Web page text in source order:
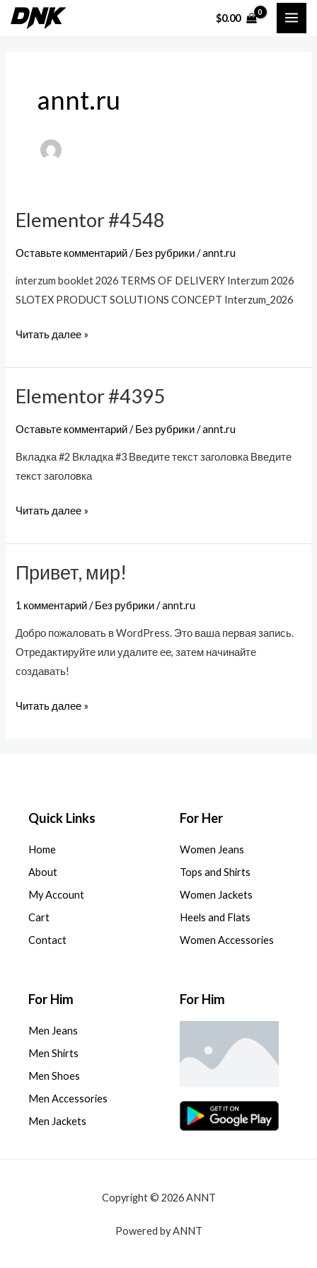
Перейти
$0.00
annt.ru
Elementor #4548
Оставьте комментарий /Без рубрики/annt.ru
interzum booklet 2026 TERMS OF DELIVERY Interzum 2026
SLOTEX PRODUCT SOLUTIONS CONCEPT Interzum_2026
Elementor
Читать далее »
Elementor #4395
Оставьте комментарий /Без рубрики/annt.ru
Вкладка #2 Вкладка #3 Введите текст заголовка Введите
текст заголовка
Elementor
Читать далее »
Привет, мир!
1 комментарий /Без рубрики/annt.ru
Добро пожаловать в WordPress. Это ваша первая запись.
Отредактируйте или удалите ее, затем начинайте
создавать!
Привет,
мир!
Читать далее »
Quick Links
Home
About
My Account
Cart
Contact
For Her
Women Jeans
Tops and Shirts
Women Jackets
Heels and Flats
Women Accessories
For Him
Men Jeans
Men Shirts
Men Shoes
Men Accessories
Men Jackets
For Him
Copyright © 2026 ANNT
Powered by ANNT